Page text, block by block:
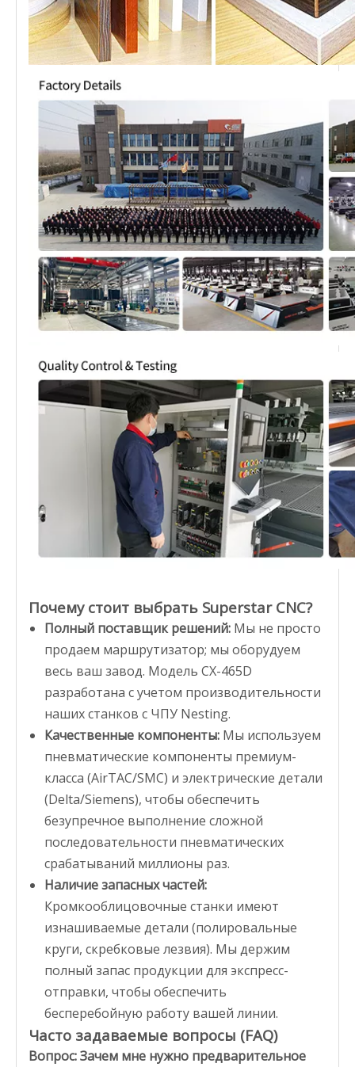
Почему стоит выбрать Superstar CNC?
Полный поставщик решений: Мы не просто
продаем маршрутизатор; мы оборудуем
весь ваш завод. Модель CX-465D
разработана с учетом производительности
наших станков с ЧПУ Nesting.
Качественные компоненты: Мы используем
пневматические компоненты премиум-
класса (AirTAC/SMC) и электрические детали
(Delta/Siemens), чтобы обеспечить
безупречное выполнение сложной
последовательности пневматических
срабатываний миллионы раз.
Наличие запасных частей:
Кромкооблицовочные станки имеют
изнашиваемые детали (полировальные
круги, скребковые лезвия). Мы держим
полный запас продукции для экспресс-
отправки, чтобы обеспечить
бесперебойную работу вашей линии.
Часто задаваемые вопросы (FAQ)
Вопрос: Зачем мне нужно предварительное